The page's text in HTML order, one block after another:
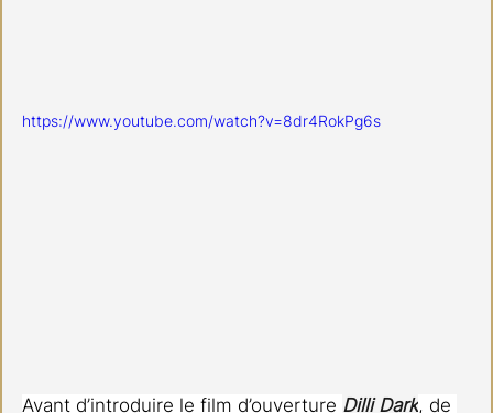
https://www.youtube.com/watch?v=8dr4RokPg6s
Avant d’introduire le film d’ouverture Dilli Dark, de